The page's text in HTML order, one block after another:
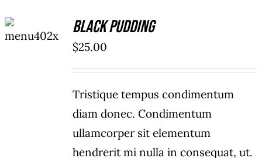
CART
/
Black Pudding
$25.00
Tristique tempus condimentum
diam donec. Condimentum
ullamcorper sit elementum
hendrerit mi nulla in consequat, ut.